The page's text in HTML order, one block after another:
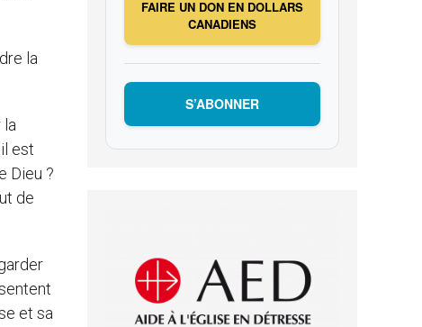
la
la
est
Dieu ?
de
et sa
FAIRE UN DON EN DOLLARS
CANADIENS
S’ABONNER